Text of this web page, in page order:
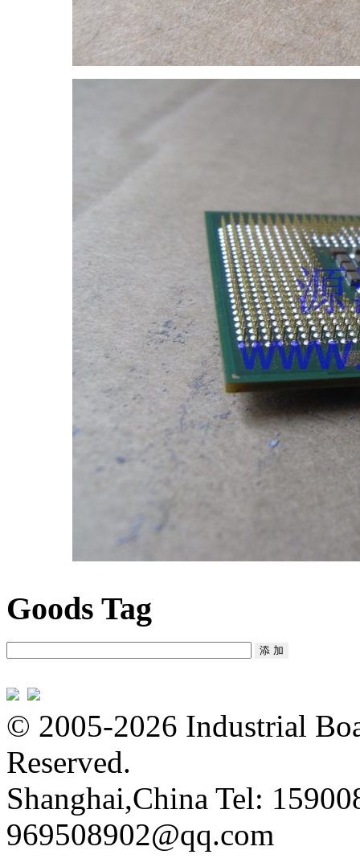
Goods Tag
© 2005-2026 Industrial
Reserved.
Shanghai,China Tel:
969508902@qq.com